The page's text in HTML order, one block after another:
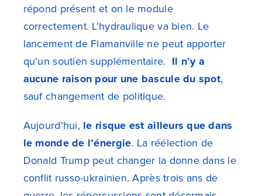
répond présent et on le module
correctement. L’hydraulique va bien. Le
lancement de Flamanville ne peut apporter
qu’un soutien supplémentaire. Il n’y a
aucune raison pour une bascule du spot,
sauf changement de politique.
Aujourd’hui, le risque est ailleurs que dans
le monde de l’énergie. La réélection de
Donald Trump peut changer la donne dans le
conflit russo-ukrainien. Après trois ans de